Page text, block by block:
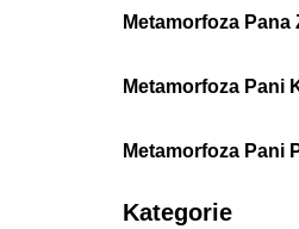
Metamorfoza Pana
Metamorfoza Pani
Metamorfoza Pani
Kategorie